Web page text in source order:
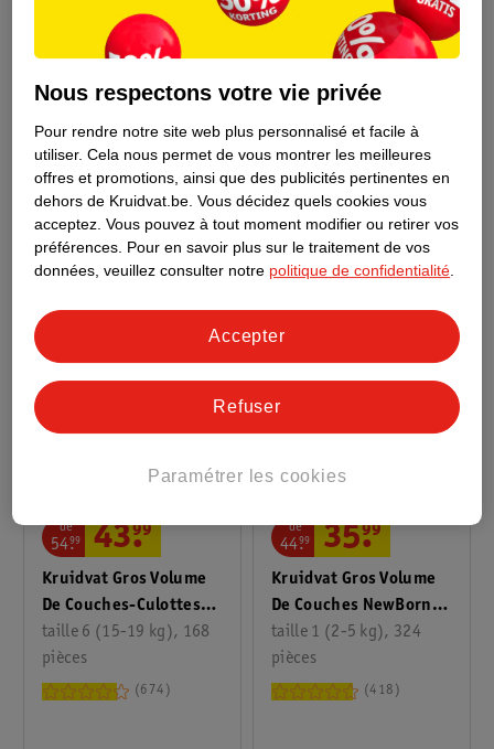
Kruidvat Gros Volume
De Couches Junior Plus
Taille 5+
taille 5+ (14-18 kg), 204
pièces
de 47.
99
392
Kruidvat Gros Volume
De Couches NewBorn
Mini Taille 2
taille 2 (3-6 kg), 324
pièces
de 35.
99
345
Kruidvat Gros Volume
De Couches-Culottes
Extra Large Taille 6
taille 6 (15-19 kg), 168
pièces
de
54.
99 43.
99
674
Kruidvat Gros Volume
De Couches NewBorn
Small Taille 1
taille 1 (2-5 kg), 324
pièces
de
44.
99 35.
99
418
Nous respectons votre vie privée
Pour rendre notre site web plus personnalisé et facile à
utiliser. Cela nous permet de vous montrer les meilleures
offres et promotions, ainsi que des publicités pertinentes en
dehors de Kruidvat.be. Vous décidez quels cookies vous
acceptez. Vous pouvez à tout moment modifier ou retirer vos
préférences. Pour en savoir plus sur le traitement de vos
données, veuillez consulter notre politique de confidentialité
Paramétrer les cookies
Refuser
Accepter